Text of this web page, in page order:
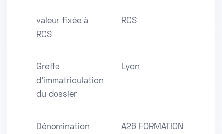
valeur fixée à
RCS
RCS
Greffe
d'immatriculation
du dossier
Lyon
Dénomination A26 FORMATION